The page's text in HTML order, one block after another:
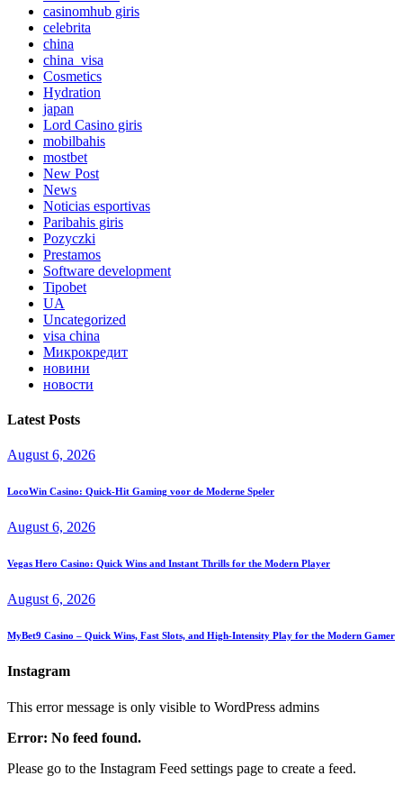
casinomhub giris
celebrita
china
china_visa
Cosmetics
Hydration
japan
Lord Сasino giris
mobilbahis
mostbet
New Post
News
Noticias esportivas
Paribahis giris
Pozyczki
Prestamos
Software development
Tipobet
UA
Uncategorized
visa china
Микрокредит
новини
новости
Latest Posts
August 6, 2026
LocoWin Casino: Quick‑Hit Gaming voor de Moderne Speler
August 6, 2026
Vegas Hero Casino: Quick Wins and Instant Thrills for the Modern Player
August 6, 2026
MyBet9 Casino – Quick Wins, Fast Slots, and High‑Intensity Play for the Modern Gamer
Instagram
This error message is only visible to WordPress admins
Error: No feed found.
Please go to the Instagram Feed settings page to create a feed.